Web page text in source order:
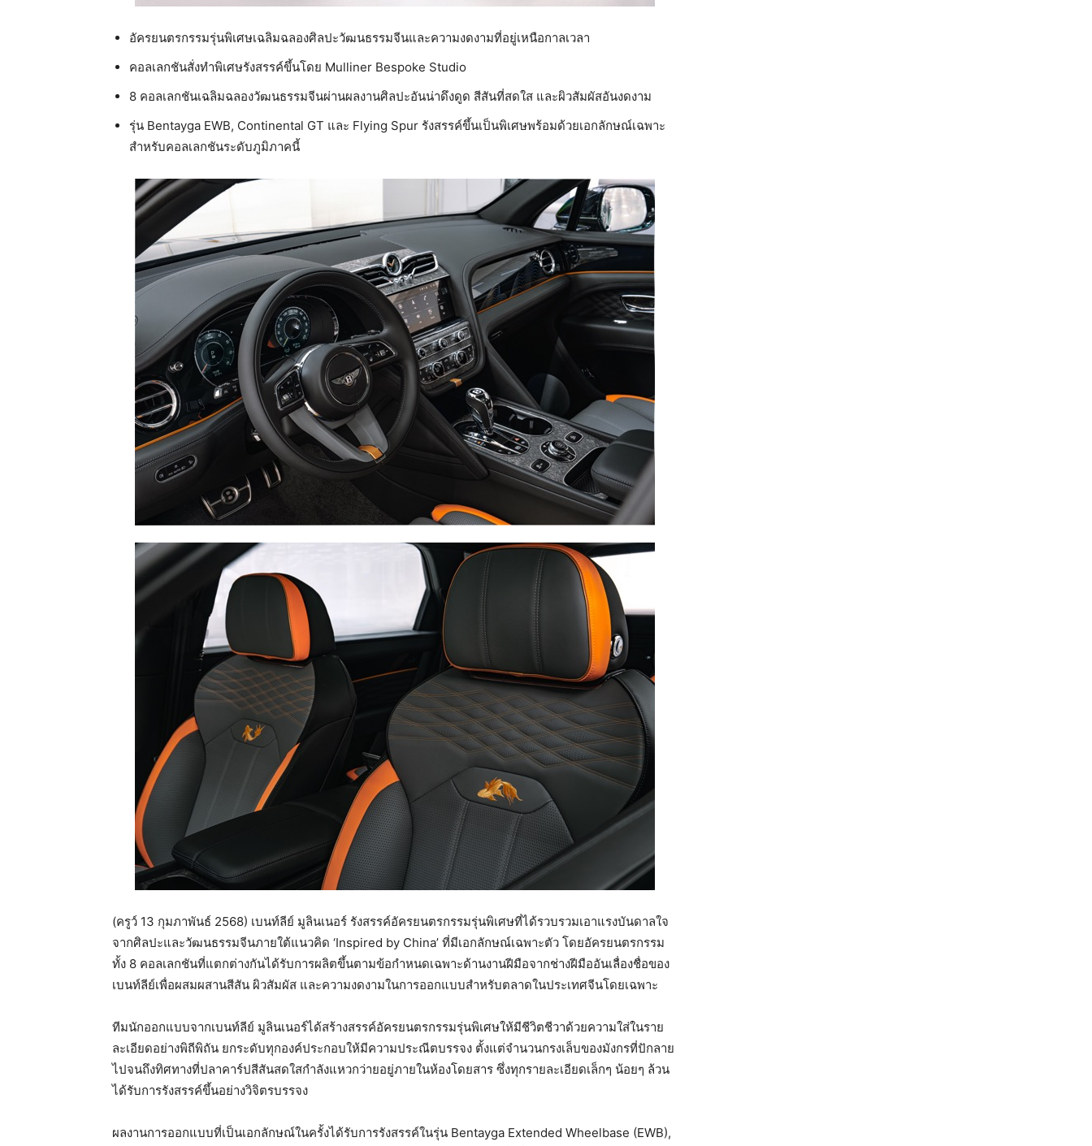
อัครยนตรกรรมรุ่นพิเศษเฉลิมฉลองศิลปะวัฒนธรรมจีนและความงดงามที่อยู่เหนือกาลเวลา
คอลเลกชันสั่งทำพิเศษรังสรรค์ขึ้นโดย Mulliner Bespoke Studio
8 คอลเลกชันเฉลิมฉลองวัฒนธรรมจีนผ่านผลงานศิลปะอันน่าดึงดูด สีสันที่สดใส และผิวสัมผัสอันงดงาม
รุ่น Bentayga EWB, Continental GT และ Flying Spur รังสรรค์ขึ้นเป็นพิเศษพร้อมด้วยเอกลักษณ์เฉพาะ
สำหรับคอลเลกชันระดับภูมิภาคนี้
(ครูว์ 13 กุมภาพันธ์ 2568) เบนท์ลีย์ มูลินเนอร์ รังสรรค์อัครยนตรกรรมรุ่นพิเศษที่ได้รวบรวมเอาแรงบันดาลใจ
จากศิลปะและวัฒนธรรมจีนภายใต้แนวคิด ‘Inspired by China’ ที่มีเอกลักษณ์เฉพาะตัว โดยอัครยนตรกรรม
ทั้ง 8 คอลเลกชันที่แตกต่างกันได้รับการผลิตขึ้นตามข้อกำหนดเฉพาะด้านงานฝีมือจากช่างฝีมืออันเลื่องชื่อของ
เบนท์ลีย์เพื่อผสมผสานสีสัน ผิวสัมผัส และความงดงามในการออกแบบสำหรับตลาดในประเทศจีนโดยเฉพาะ
ทีมนักออกแบบจากเบนท์ลีย์ มูลินเนอร์ได้สร้างสรรค์อัครยนตรกรรมรุ่นพิเศษให้มีชีวิตชีวาด้วยความใส่ในราย
ละเอียดอย่างพิถีพิถัน ยกระดับทุกองค์ประกอบให้มีความประณีตบรรจง ตั้งแต่จำนวนกรงเล็บของมังกรที่ปักลาย
ไปจนถึงทิศทางที่ปลาคาร์ปสีสันสดใสกำลังแหวกว่ายอยู่ภายในห้องโดยสาร ซึ่งทุกรายละเอียดเล็กๆ น้อยๆ ล้วน
ได้รับการรังสรรค์ขึ้นอย่างวิจิตรบรรจง
ผลงานการออกแบบที่เป็นเอกลักษณ์ในครั้งได้รับการรังสรรค์ในรุ่น Bentayga Extended Wheelbase (EWB),